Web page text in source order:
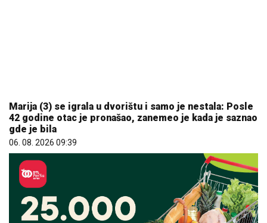
Marija (3) se igrala u dvorištu i samo je nestala: Posle
42 godine otac je pronašao, zanemeo je kada je saznao
gde je bila
06. 08. 2026 09:39